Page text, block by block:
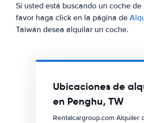
Si usted está buscando un coche
favor haga click en la página de
Taiwán desea alquilar un coche.
Ubicaciones de
en Penghu, TW
Rentalcargroup.com Alquiler